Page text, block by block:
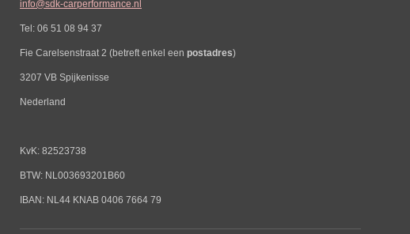
info@sdk-carperformance.nl
Tel: 06 51 08 94 37
Fie Carelsenstraat 2 (betreft enkel een postadres)
3207 VB Spijkenisse
Nederland
KvK: 82523738
BTW: NL003693201B60
IBAN: NL44 KNAB 0406 7664 79